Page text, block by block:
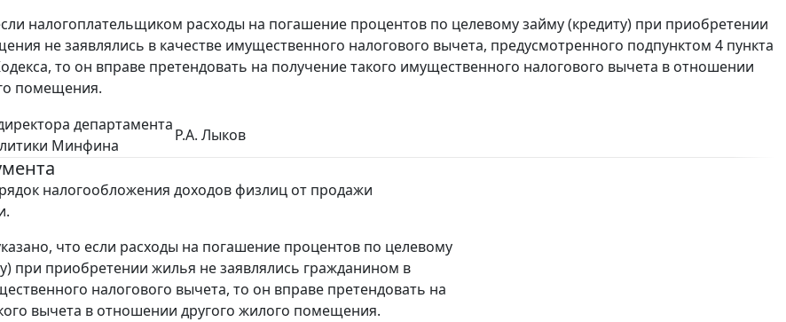
налогоплательщиком расходы на погашение процентов по целевому займу (кредиту) при приобретении
не заявлялись в качестве имущественного налогового вычета, предусмотренного подпунктом 4 пункта
то он вправе претендовать на получение такого имущественного налогового вычета в отношении
помещения.
департамента
Минфина
Р.А. Лыков
налогообложения доходов физлиц от продажи
что если расходы на погашение процентов по целевому
при приобретении жилья не заявлялись гражданином в
налогового вычета, то он вправе претендовать на
вычета в отношении другого жилого помещения.